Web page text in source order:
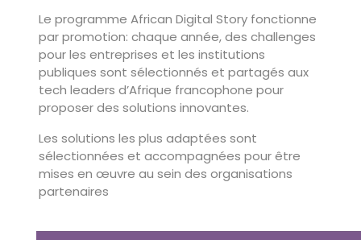
Le programme African Digital Story fonctionne
par promotion: chaque année, des challenges
pour les entreprises et les institutions
publiques sont sélectionnés et partagés aux
tech leaders d’Afrique francophone pour
proposer des solutions innovantes.
Les solutions les plus adaptées sont
sélectionnées et accompagnées pour être
mises en œuvre au sein des organisations
partenaires